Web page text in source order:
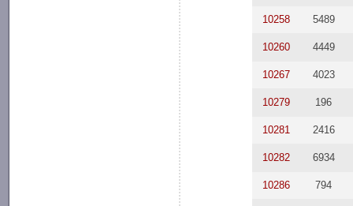
10258 5489
10260 4449
10267 4023
10279 196
10281 2416
10282 6934
10286 794